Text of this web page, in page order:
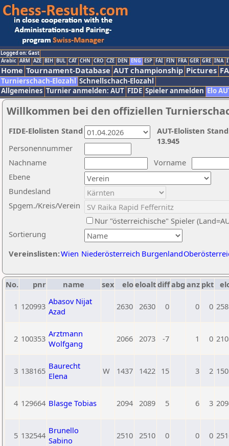
Logged on: Gast
Arabic ARM AZE BIH BUL CAT CHN CRO CZE DEN ENG ESP FAI FIN FRA GER GRE INA
Home Tournament-Database AUT championship Pictures
Turnierschach-Elozahl Schnellschach-Elozahl
Allgemeines Turnier anmelden: AUT FIDE Spieler anmelden Elo
Willkommen bei den offiziellen
Nachname
Vorname
Ebene
Sortierung
Personennummer
Bundesland
Spgem./Kreis/Verein
Nur "österreichische" Spieler
Vereinslisten:Wien Niederösterreich Burgenland
AUT-Elolisten
13.945
FIDE-Elolisten Stand
No. pnr name sex eloeloaltdiffabg anz pkt
1 120993 Abasov Nijat
Azad
2630 2630 0 0 0
2 100353 Arztmann
Wolfgang
2066 2073 -7 1 0
3 138165 Baurecht
Elena
W 1437 1422 15 3 2
4 129664 Blasge Tobias 2094 2089 5 6 3
5 132544 Brunello
Sabino
2510 2510 0 0 0